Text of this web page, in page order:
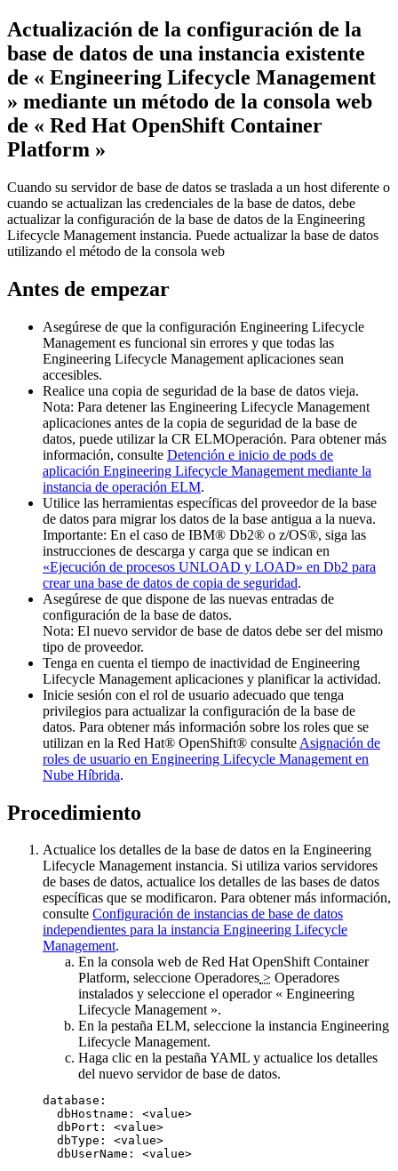
Actualización de la configuración de la
base de datos de una instancia existente
de « Engineering Lifecycle Management
» mediante un método de la consola web
de « Red Hat OpenShift Container
Platform »
Cuando su servidor de base de datos se traslada a un host diferente o
cuando se actualizan las credenciales de la base de datos, debe
actualizar la configuración de la base de datos de la Engineering
Lifecycle Management instancia. Puede actualizar la base de datos
utilizando el método de la consola web
Antes de empezar
Asegúrese de que la configuración Engineering Lifecycle
Management es funcional sin errores y que todas las
Engineering Lifecycle Management aplicaciones sean
accesibles.
Realice una copia de seguridad de la base de datos vieja.
Nota: Para detener las Engineering Lifecycle Management
aplicaciones antes de la copia de seguridad de la base de
datos, puede utilizar la CR ELMOperación. Para obtener más
información, consulte Detención e inicio de pods de
aplicación Engineering Lifecycle Management mediante la
instancia de operación ELM.
Utilice las herramientas específicas del proveedor de la base
de datos para migrar los datos de la base antigua a la nueva.
Importante: En el caso de IBM® Db2® o z/OS®, siga las
instrucciones de descarga y carga que se indican en
«Ejecución de procesos UNLOAD y LOAD» en Db2 para
crear una base de datos de copia de seguridad.
Asegúrese de que dispone de las nuevas entradas de
configuración de la base de datos.
Nota: El nuevo servidor de base de datos debe ser del mismo
tipo de proveedor.
Tenga en cuenta el tiempo de inactividad de Engineering
Lifecycle Management aplicaciones y planificar la actividad.
Inicie sesión con el rol de usuario adecuado que tenga
privilegios para actualizar la configuración de la base de
datos. Para obtener más información sobre los roles que se
utilizan en la Red Hat® OpenShift® consulte Asignación de
roles de usuario en Engineering Lifecycle Management en
Nube Híbrida.
Procedimiento
Actualice los detalles de la base de datos en la Engineering
Lifecycle Managementinstancia. Si utiliza varios servidores
de bases de datos, actualice los detalles de las bases de datos
específicas que se modificaron. Para obtener más información,
consulte Configuración de instancias de base de datos
independientes para la instancia Engineering Lifecycle
Management.
En la consola web de Red Hat OpenShift Container
Platform, seleccione Operadores > Operadores
instalados y seleccione el operador « Engineering
Lifecycle Management».
En la pestaña ELM, seleccione la instancia Engineering
Lifecycle Management.
Haga clic en la pestañaYAML y actualice los detalles
del nuevo servidor de base de datos.
database:
  dbHostname: <value>
  dbPort: <value>
  dbType: <value>
  dbUserName: <value>